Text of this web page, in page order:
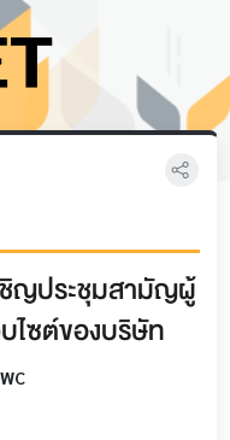
ญประชุมสามัญผู้
ไซต์ของบริษัท